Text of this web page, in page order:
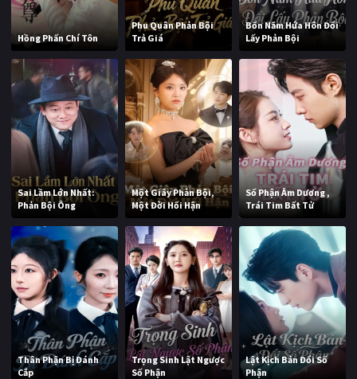
Hồng Phấn Chí Tôn
Phu Quân Phản Bội
Trả Giá
Bốn Năm Hứa Hôn Đổi
Lấy Phản Bội
Sai Lầm Lớn Nhất:
Phản Bội Ông
Một Giây Phản Bội,
Một Đời Hối Hận
Số Phận Âm Dương ,
Trái Tim Bất Tử
Thân Phận Bị Đánh
Cắp
Trọng Sinh Lật Ngược
Số Phận
Lật Kịch Bản Đổi Số
Phận